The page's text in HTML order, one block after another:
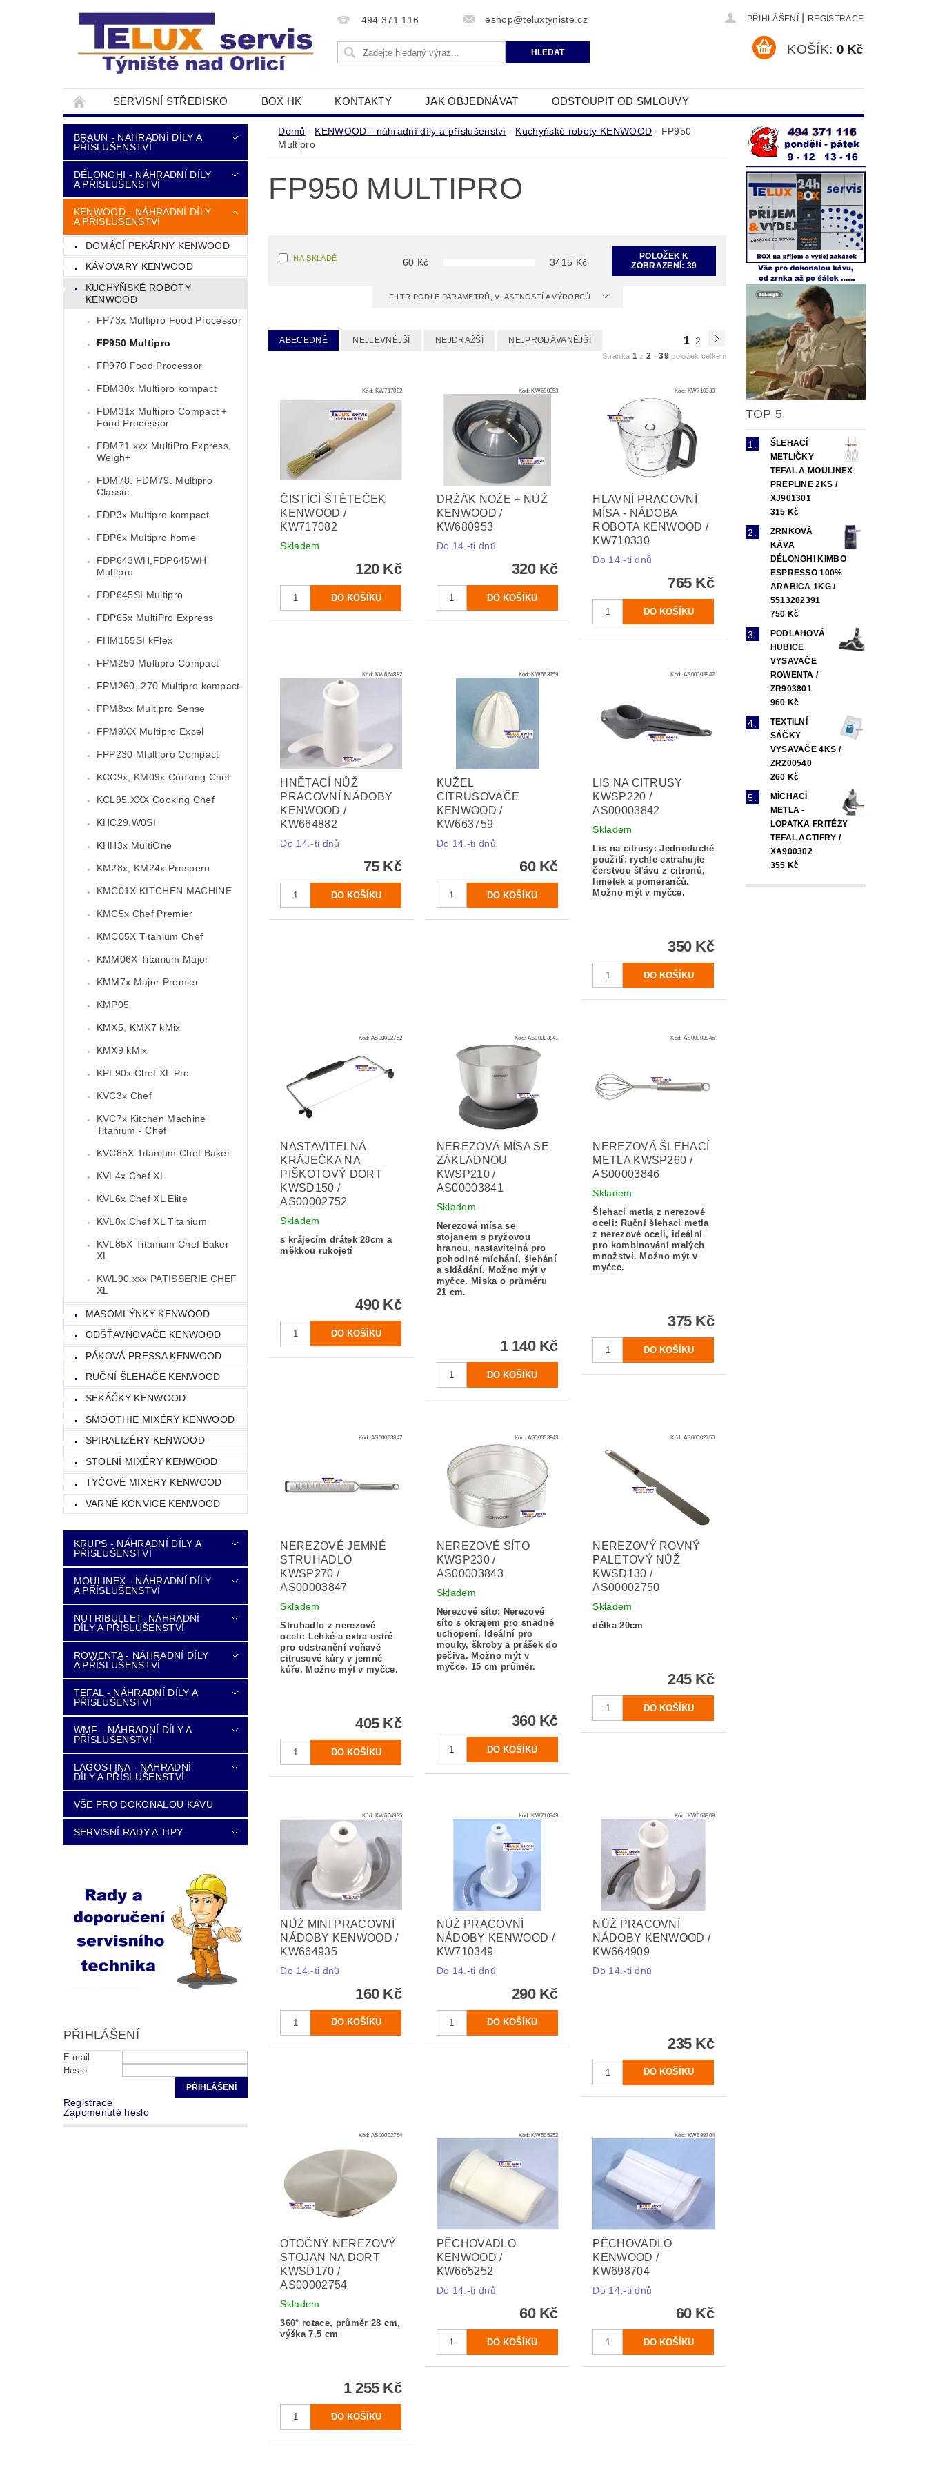
494 371 116 eshop@teluxtyniste.cz PŘIHLÁŠENÍ REGISTRACE
KOŠÍK: 0 Kč
SERVISNÍ STŘEDISKO BOX HK KONTAKTY JAK OBJEDNÁVAT ODSTOUPIT OD SMLOUVY
DOPRAVA A PLATBA NAPIŠTE NÁM OBCHODNÍ PODMÍNKY ZPRACOVÁNÍ OSOBNÍCH ÚDAJŮ
BRAUN - NÁHRADNÍ DÍLY A
PŘÍSLUŠENSTVÍ
DÉLONGHI - NÁHRADNÍ DÍLY
A PŘÍSLUŠENSTVÍ
KENWOOD - NÁHRADNÍ DÍLY
A PŘÍSLUŠENSTVÍ
DOMÁCÍ PEKÁRNY KENWOOD
KÁVOVARY KENWOOD
KUCHYŇSKÉ ROBOTY
KENWOOD
FP73x Multipro Food Processor
FP950 Multipro
FP970 Food Processor
FDM30x Multipro kompact
FDM31x Multipro Compact +
Food Processor
FDM71.xxx MultiPro Express
Weigh+
FDM78. FDM79. Multipro
Classic
FDP3x Multipro kompact
FDP6x Multipro home
FDP643WH,FDP645WH
Multipro
FDP645SI Multipro
FDP65x MultiPro Express
FHM155SI kFlex
FPM250 Multipro Compact
FPM260, 270 Multipro kompact
FPM8xx Multipro Sense
FPM9XX Multipro Excel
FPP230 Mlultipro Compact
KCC9x, KM09x Cooking Chef
KCL95.XXX Cooking Chef
KHC29.W0SI
KHH3x MultiOne
KM28x, KM24x Prospero
KMC01X KITCHEN MACHINE
KMC5x Chef Premier
KMC05X Titanium Chef
KMM06X Titanium Major
KMM7x Major Premier
KMP05
KMX5, KMX7 kMix
KMX9 kMix
KPL90x Chef XL Pro
KVC3x Chef
KVC7x Kitchen Machine
Titanium - Chef
KVC85X Titanium Chef Baker
KVL4x Chef XL
KVL6x Chef XL Elite
KVL8x Chef XL Titanium
KVL85X Titanium Chef Baker
XL
KWL90.xxx PATISSERIE CHEF
XL
MASOMLÝNKY KENWOOD
ODŠŤAVŇOVAČE KENWOOD
PÁKOVÁ PRESSA KENWOOD
RUČNÍ ŠLEHAČE KENWOOD
SEKÁČKY KENWOOD
SMOOTHIE MIXÉRY KENWOOD
SPIRALIZÉRY KENWOOD
STOLNÍ MIXÉRY KENWOOD
TYČOVÉ MIXÉRY KENWOOD
VARNÉ KONVICE KENWOOD
KRUPS - NÁHRADNÍ DÍLY A
PŘÍSLUŠENSTVÍ
MOULINEX - NÁHRADNÍ DÍLY
A PŘÍSLUŠENSTVÍ
NUTRIBULLET- NÁHRADNÍ
DÍLY A PŘÍSLUŠENSTVÍ
ROWENTA - NÁHRADNÍ DÍLY
A PŘÍSLUŠENSTVÍ
TEFAL - NÁHRADNÍ DÍLY A
PŘÍSLUŠENSTVÍ
WMF - NÁHRADNÍ DÍLY A
PŘÍSLUŠENSTVÍ
LAGOSTINA - NÁHRADNÍ
DÍLY A PŘÍSLUŠENSTVÍ
VŠE PRO DOKONALOU KÁVU
SERVISNÍ RADY A TIPY
PŘIHLÁŠENÍ
E-mail
Heslo
Registrace
Zapomenuté heslo
Domů KENWOOD - náhradní díly a příslušenství Kuchyňské roboty KENWOOD
FP950
Multipro
FP950 MULTIPRO
NA SKLADĚ 60 Kč 3415 Kč
POLOŽEK K
ZOBRAZENÍ: 39
FILTR PODLE PARAMETRŮ, VLASTNOSTÍ A VÝROBCŮ
ABECEDNĚ NEJLEVNĚJŠÍ NEJDRAŽŠÍ NEJPRODÁVANĚJŠÍ 1 2
Stránka 1 z2 -39položek celkem
Kód: KW717082
ČISTÍCÍ ŠTĚTEČEK
KENWOOD /
KW717082
Skladem
120 Kč
Kód:KW680953
DRŽÁK NOŽE + NŮŽ
KENWOOD /
KW680953
Do 14.-ti dnů
320 Kč
Kód: KW710330
HLAVNÍ PRACOVNÍ
MÍSA - NÁDOBA
ROBOTA KENWOOD /
KW710330
Do 14.-ti dnů
765 Kč
Kód: KW664882
HNĚTACÍ NŮŽ
PRACOVNÍ NÁDOBY
KENWOOD /
KW664882
Do 14.-ti dnů
75 Kč
Kód:KW663759
KUŽEL
CITRUSOVAČE
KENWOOD /
KW663759
Do 14.-ti dnů
60 Kč
Kód:AS00003842
LIS NA CITRUSY
KWSP220 /
AS00003842
Skladem
Lis na citrusy: Jednoduché
použití; rychle extrahujte
čerstvou šťávu z citronů,
limetek a pomerančů.
Možno mýt v myčce.
350 Kč
Kód:AS00002752
NASTAVITELNÁ
KRÁJEČKA NA
PIŠKOTOVÝ DORT
KWSD150 /
AS00002752
Skladem
s krájecím drátek 28cm a
měkkou rukojetí
490 Kč
Kód: AS00003841
NEREZOVÁ MÍSA SE
ZÁKLADNOU
KWSP210 /
AS00003841
Skladem
Nerezová mísa se
stojanem s pryžovou
hranou, nastavitelná pro
pohodlné míchání, šlehání
a skládání. Možno mýt v
myčce. Miska o průměru
21 cm.
1 140 Kč
Kód:AS00003846
NEREZOVÁ ŠLEHACÍ
METLA KWSP260 /
AS00003846
Skladem
Šlehací metla z nerezové
oceli: Ruční šlehací metla
z nerezové oceli, ideální
pro kombinování malých
množství. Možno mýt v
myčce.
375 Kč
Kód:AS00003847
NEREZOVÉ JEMNÉ
STRUHADLO
KWSP270 /
AS00003847
Skladem
Struhadlo z nerezové
oceli: Lehké a extra ostré
pro odstranění voňavé
citrusové kůry v jemné
kůře. Možno mýt v myčce.
405 Kč
Kód: AS00003843
NEREZOVÉ SÍTO
KWSP230 /
AS00003843
Skladem
Nerezové síto: Nerezové
síto s okrajem pro snadné
uchopení.
Ideální pro
mouky, škroby a prášek do
pečiva. Možno mýt v
myčce. 15 cm průměr.
360 Kč
Kód:AS00002750
NEREZOVÝ ROVNÝ
PALETOVÝ NŮŽ
KWSD130 /
AS00002750
Skladem
délka 20cm
245 Kč
Kód: KW664935
NŮŽ MINI PRACOVNÍ
NÁDOBY KENWOOD /
KW664935
Do 14.-ti dnů
160 Kč
Kód:KW710349
NŮŽ PRACOVNÍ
NÁDOBY KENWOOD /
KW710349
Do 14.-ti dnů
290 Kč
Kód: KW664909
NŮŽ PRACOVNÍ
NÁDOBY KENWOOD /
KW664909
Do 14.-ti dnů
235 Kč
Kód:AS00002754
OTOČNÝ NEREZOVÝ
STOJAN NA DORT
KWSD170 /
AS00002754
Skladem
360° rotace, průměr 28 cm,
výška 7,5 cm
1 255 Kč
Kód:KW665252
PĚCHOVADLO
KENWOOD /
KW665252
Do 14.-ti dnů
60 Kč
Kód: KW698704
PĚCHOVADLO
KENWOOD /
KW698704
Do 14.-ti dnů
60 Kč
TOP 5
ŠLEHACÍ
METLIČKY
TEFAL A MOULINEX
PREPLINE 2KS /
XJ901301
315 Kč
ZRNKOVÁ
KÁVA
DÉLONGHI KIMBO
ESPRESSO 100%
ARABICA 1KG /
5513282391
750 Kč
PODLAHOVÁ
HUBICE
VYSAVAČE
ROWENTA /
ZR903801
960 Kč
TEXTILNÍ
SÁČKY
VYSAVAČE 4KS /
ZR200540
260 Kč
MÍCHACÍ
METLA -
LOPATKA FRITÉZY
TEFAL ACTIFRY /
XA900302
355 Kč